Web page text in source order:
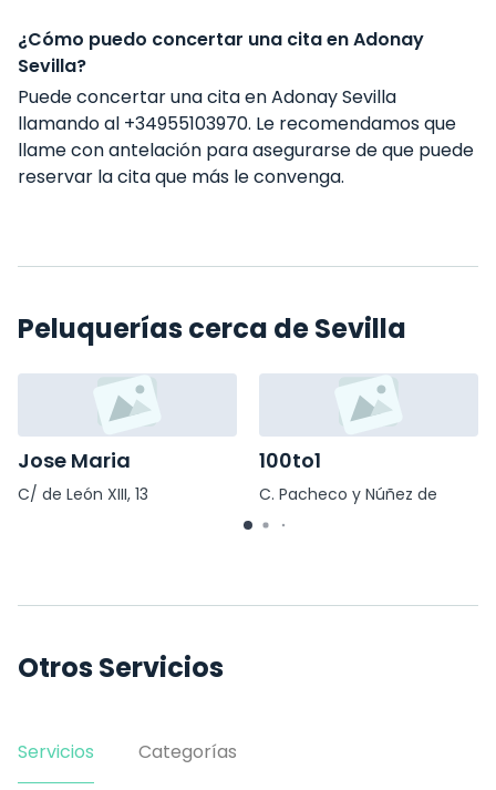
¿Cómo puedo concertar una cita en Adonay
Sevilla?
Puede concertar una cita en Adonay Sevilla
llamando al +34955103970. Le recomendamos que
llame con antelación para asegurarse de que puede
reservar la cita que más le convenga.
Peluquerías cerca de Sevilla
Jose Maria
C/ de León XIII, 13
100to1
C. Pacheco y Núñez de
Prado, 15
Otros Servicios
Servicios Categorías